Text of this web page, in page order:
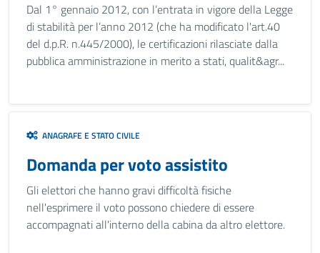
Dal 1° gennaio 2012, con l’entrata in vigore della Legge
di stabilità per l’anno 2012 (che ha modificato l'art.40
del d.p.R. n.445/2000), le certificazioni rilasciate dalla
pubblica amministrazione in merito a stati, qualit&agr...
ANAGRAFE E STATO CIVILE
Domanda per voto assistito
Gli elettori che hanno gravi difficoltà fisiche
nell'esprimere il voto possono chiedere di essere
accompagnati all'interno della cabina da altro elettore.